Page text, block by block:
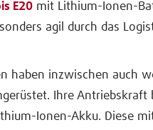
E20 mit Lithium-Ionen-
agil durch das
haben inzwischen auch
Ihre Antriebskraft
Ionen-Akku. Diese